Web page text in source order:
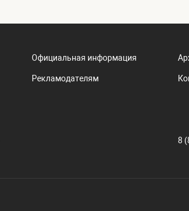
Официальная информация
Рекламодателям
8